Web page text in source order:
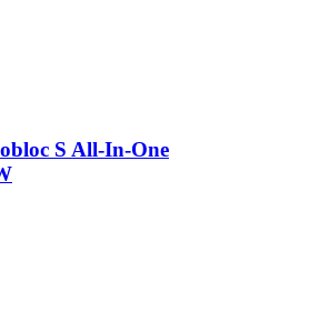
S All-In-One